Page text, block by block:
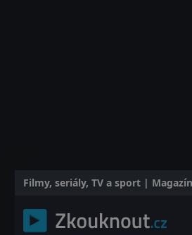
Filmy, seriály, TV a sport |